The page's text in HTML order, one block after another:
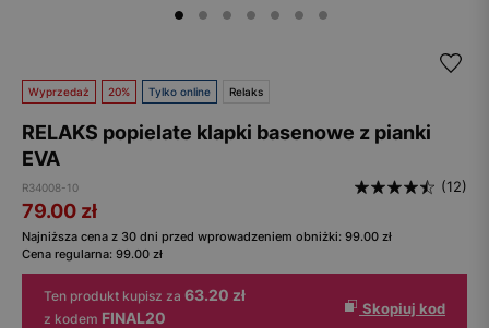
Wyprzedaż 20% Tylko online Relaks
RELAKS popielate klapki basenowe z pianki
EVA
R34008-10 (12)
79.00 zł
Najniższa cena z 30 dni przed wprowadzeniem obniżki: 99.00 zł
Cena regularna: 99.00 zł
Ten produkt kupisz za 63.20 zł
z kodem FINAL20 Skopiuj kod